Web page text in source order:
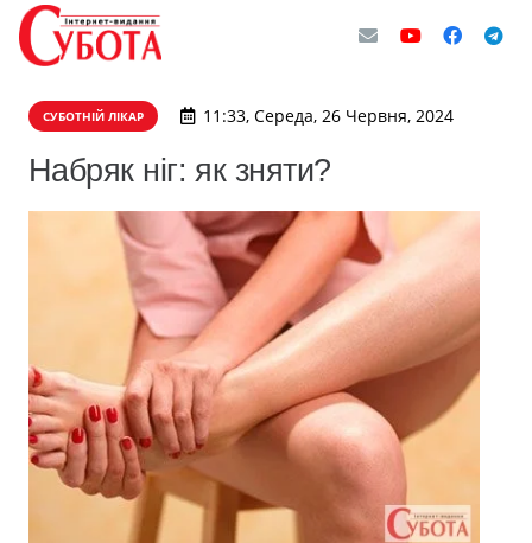
СУБОТНІЙ ЛІКАР 11:33, Середа, 26 Червня, 2024
Набряк ніг: як зняти?